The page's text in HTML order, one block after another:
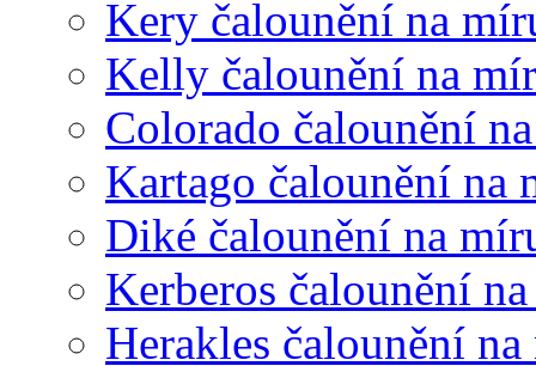
Kery čalounění na
Kelly čalounění na
Colorado čalounění
Kartago čalounění na
Diké čalounění na
Kerberos čalounění
Herakles čalounění